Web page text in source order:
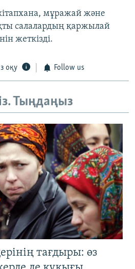
мұражай және
салалардың қаржылай
жеткізді.
оқу Follow us
Тыңдаңыз
тағдыры: өз